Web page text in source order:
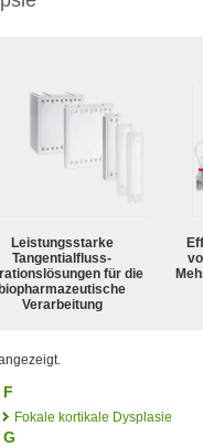
Leistungsstarke
Tangentialfluss-
für die
biopharmazeutische
Verarbeitung
F
Fokale kortikale Dysplasie
G